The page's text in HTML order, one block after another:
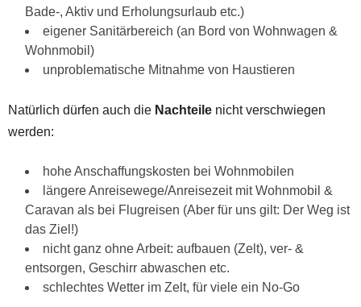
Bade-, Aktiv und Erholungsurlaub etc.)
eigener Sanitärbereich (an Bord von Wohnwagen &
Wohnmobil)
unproblematische Mitnahme von Haustieren
Natürlich dürfen auch die Nachteile nicht verschwiegen
werden:
hohe Anschaffungskosten bei Wohnmobilen
längere Anreisewege/Anreisezeit mit Wohnmobil &
Caravan als bei Flugreisen (Aber für uns gilt: Der Weg ist
das Ziel!)
nicht ganz ohne Arbeit: aufbauen (Zelt), ver- &
entsorgen, Geschirr abwaschen etc.
schlechtes Wetter im Zelt, für viele ein No-Go